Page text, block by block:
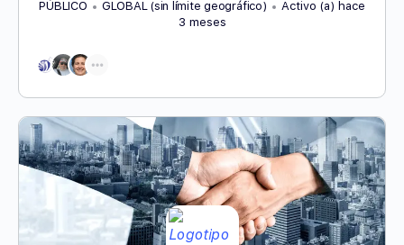
PÚBLICO GLOBAL (sin límite geográfico)
Activo (a) hace
3 meses